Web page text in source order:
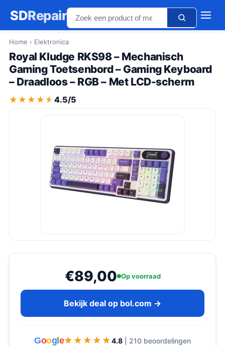
SDRepair
Home › Elektronica
Royal Kludge RKS98 – Mechanisch
Gaming Toetsenbord – Gaming Keyboard
– Draadloos – RGB – Met LCD-scherm
★★★★★
★★★★★ 4.5/5
€89,00 Op voorraad
Bekijk deal op bol.com →
Goog e★★★★★
★★★★★ 4.8 | 210 beoordelingen